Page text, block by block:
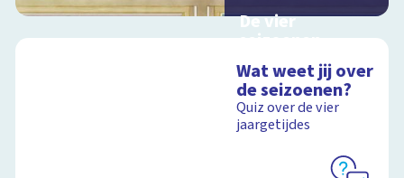
De vier
seizoenen
schoolplaat over de
seizoenen
Schoolplaat
Wat weet jij over
de seizoenen?
Quiz over de vier
jaargetijdes